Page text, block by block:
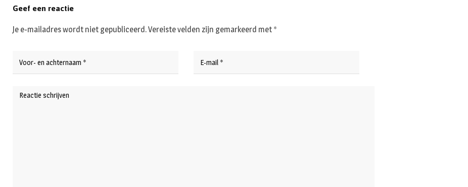
Geef een reactie
Je e-mailadres wordt niet gepubliceerd.Vereiste velden zijn gemarkeerd met *